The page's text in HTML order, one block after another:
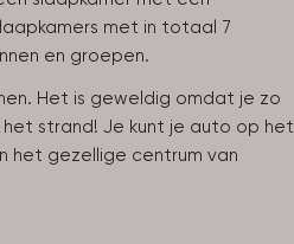
met in totaal 7
en groepen.
Het is geweldig omdat je zo
strand! Je kunt je auto op het
het gezellige centrum van